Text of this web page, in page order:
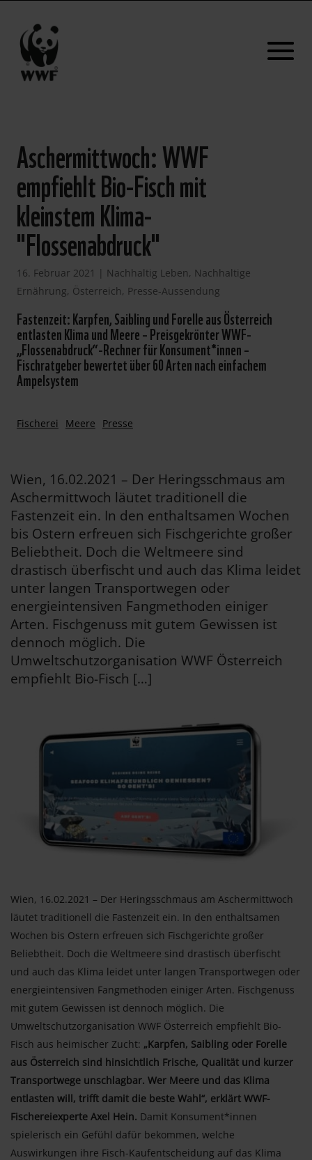
Aschermittwoch: WWF
empfiehlt Bio-Fisch mit
kleinstem Klima-
"Flossenabdruck"
16. Februar 2021 | Nachhaltig Leben, Nachhaltige
Ernährung, Österreich, Presse-Aussendung
Fastenzeit: Karpfen, Saibling und Forelle aus Österreich
entlasten Klima und Meere – Preisgekrönter WWF-
„Flossenabdruck“-Rechner für Konsument*innen –
Fischratgeber bewertet über 60 Arten nach einfachem
Ampelsystem
Fischerei Meere Presse
Wien, 16.02.2021 – Der Heringsschmaus am
Aschermittwoch läutet traditionell die
Fastenzeit ein. In den enthaltsamen Wochen
bis Ostern erfreuen sich Fischgerichte großer
Beliebtheit. Doch die Weltmeere sind
drastisch überfischt und auch das Klima leidet
unter langen Transportwegen oder
energieintensiven Fangmethoden einiger
Arten. Fischgenuss mit gutem Gewissen ist
dennoch möglich. Die
Umweltschutzorganisation WWF Österreich
empfiehlt Bio-Fisch […]
Wien, 16.02.2021 – Der Heringsschmaus am Aschermittwoch
läutet traditionell die Fastenzeit ein. In den enthaltsamen
Wochen bis Ostern erfreuen sich Fischgerichte großer
Beliebtheit. Doch die Weltmeere sind drastisch überfischt
und auch das Klima leidet unter langen Transportwegen oder
energieintensiven Fangmethoden einiger Arten. Fischgenuss
mit gutem Gewissen ist dennoch möglich. Die
Umweltschutzorganisation WWF Österreich empfiehlt Bio-
Fisch aus heimischer Zucht: „Karpfen, Saibling oder Forelle
aus Österreich sind hinsichtlich Frische, Qualität und kurzer
Transportwege unschlagbar. Wer Meere und das Klima
entlasten will, trifft damit die beste Wahl“, erklärt WWF-
Fischereiexperte Axel Hein. Damit Konsument*innen
spielerisch ein Gefühl dafür bekommen, welche
Auswirkungen ihre Fisch-Kaufentscheidung auf das Klima